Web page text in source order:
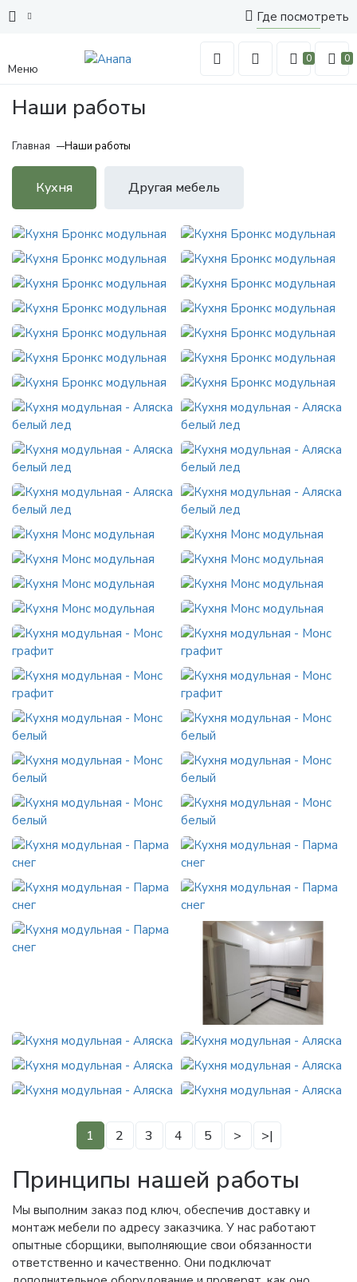
Где посмотреть
Меню
0 0
Наши работы
Главная Наши работы
Кухня Другая мебель
1 2 3 4 5 > >|
Принципы нашей работы
Мы выполним заказ под ключ, обеспечив доставку и
монтаж мебели по адресу заказчика. У нас работают
опытные сборщики, выполняющие свои обязанности
ответственно и качественно. Они подключат